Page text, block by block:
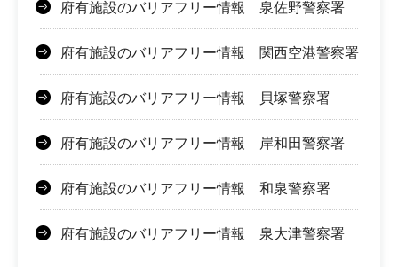
府有施設のバリアフリー情報 泉佐野警察署
府有施設のバリアフリー情報 関西空港警察署
府有施設のバリアフリー情報 貝塚警察署
府有施設のバリアフリー情報 岸和田警察署
府有施設のバリアフリー情報 和泉警察署
府有施設のバリアフリー情報 泉大津警察署